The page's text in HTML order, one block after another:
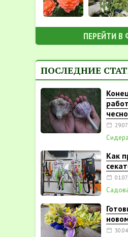
ПЕРЕЙТИ В
ПОСЛЕДНИЕ
Как